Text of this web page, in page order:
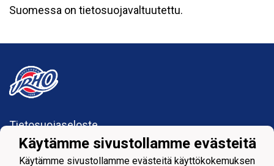
Suomessa on tietosuojavaltuutettu.
Tietosuojaseloste
Suolahden Urho
Käytämme sivustollamme evästeitä
Käytämme sivustollamme evästeitä käyttökokemuksen